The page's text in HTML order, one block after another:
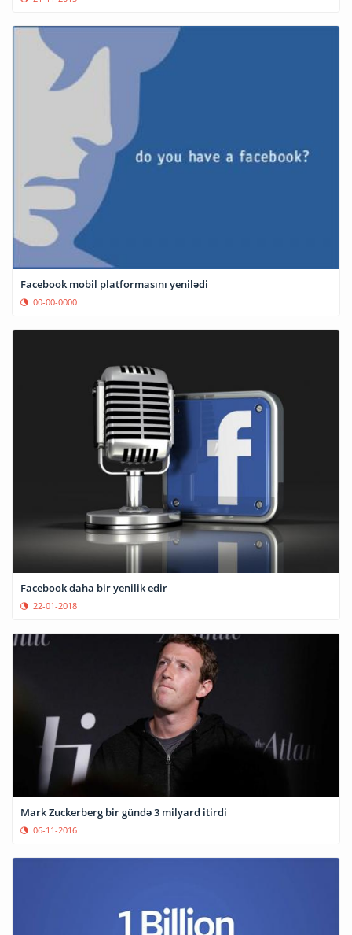
Facebook mobil platformasını yenilədi
00-00-0000
Facebook daha bir yenilik edir
22-01-2018
Mark Zuckerberg bir gündə 3 milyard itirdi
06-11-2016